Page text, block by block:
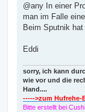
@any In einer
man im Falle
Beim Sputnik
Eddi
sorry, ich kann
wie vor und die
Hand....
----->zum Hufrehe-
Bitte erstellt bei